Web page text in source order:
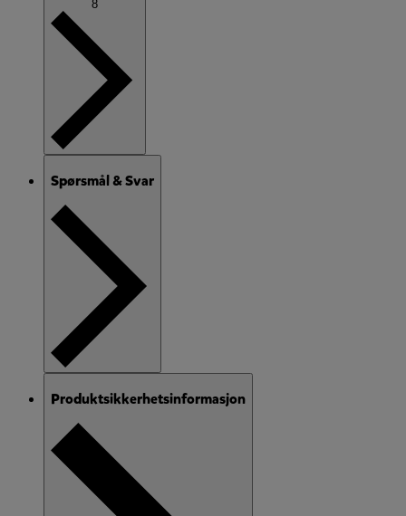
8
Spørsmål & Svar
Produktsikkerhetsinformasjon